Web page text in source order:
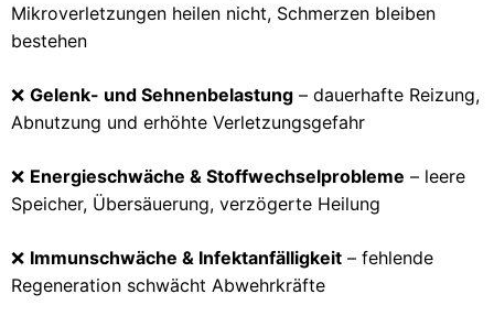
Mikroverletzungen heilen nicht, Schmerzen bleiben
bestehen
❌ Gelenk- und Sehnenbelastung – dauerhafte Reizung,
Abnutzung und erhöhte Verletzungsgefahr
❌ Energieschwäche & Stoffwechselprobleme – leere
Speicher, Übersäuerung, verzögerte Heilung
❌ Immunschwäche & Infektanfälligkeit – fehlende
Regeneration schwächt Abwehrkräfte